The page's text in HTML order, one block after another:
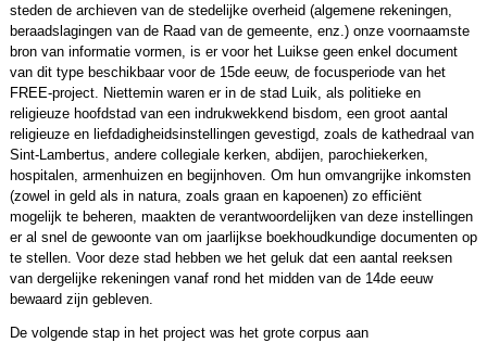
steden de archieven van de stedelijke overheid (algemene rekeningen,
beraadslagingen van de Raad van de gemeente, enz.) onze voornaamste
bron van informatie vormen, is er voor het Luikse geen enkel document
van dit type beschikbaar voor de 15de eeuw, de focusperiode van het
FREE-project. Niettemin waren er in de stad Luik, als politieke en
religieuze hoofdstad van een indrukwekkend bisdom, een groot aantal
religieuze en liefdadigheidsinstellingen gevestigd, zoals de kathedraal van
Sint-Lambertus, andere collegiale kerken, abdijen, parochiekerken,
hospitalen, armenhuizen en begijnhoven. Om hun omvangrijke inkomsten
(zowel in geld als in natura, zoals graan en kapoenen) zo efficiënt
mogelijk te beheren, maakten de verantwoordelijken van deze instellingen
er al snel de gewoonte van om jaarlijkse boekhoudkundige documenten op
te stellen. Voor deze stad hebben we het geluk dat een aantal reeksen
van dergelijke rekeningen vanaf rond het midden van de 14de eeuw
bewaard zijn gebleven.
De volgende stap in het project was het grote corpus aan